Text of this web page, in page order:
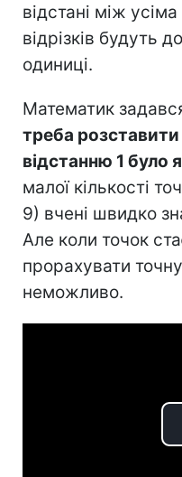
відстані між
відрізків будуть
одиниці.
Математик
треба
відстанню 1 було
малої кількості
9) вчені швидко
Але коли точок
прорахувати
неможливо.